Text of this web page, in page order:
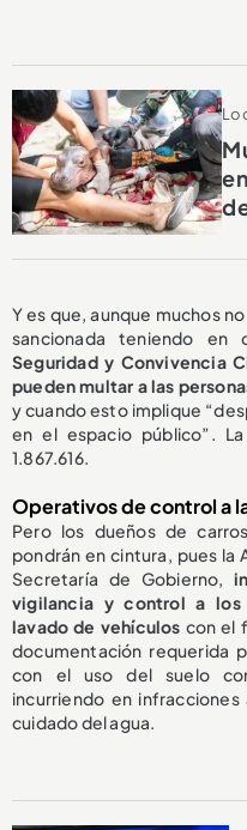
Y es que, aunque muchos
sancionada teniendo en
Seguridad y Convivencia
pueden multar a las
y cuando esto implique
en el espacio público”.
1.867.616.
Operativos de control a
Pero los dueños de
pondrán en cintura, pues la
Secretaría de Gobierno,
vigilancia y control a los
lavado de vehículos con el
documentación requerida
con el uso del suelo
incurriendo en
cuidado del agua.